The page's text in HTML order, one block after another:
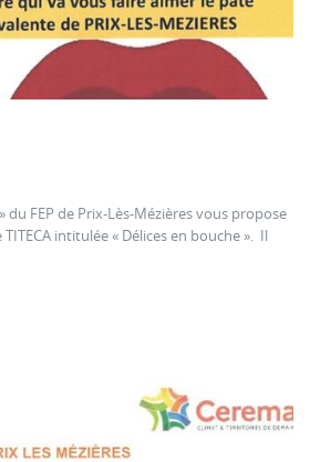
du FEP de Prix-Lès-Mézières vous propose
intitulée « Délices en bouche ». Il